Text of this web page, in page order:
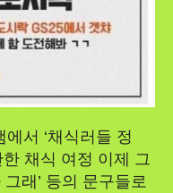
서 ‘채식러들 정
한 채식 여정 이제 그
래’ 등의 문구들로